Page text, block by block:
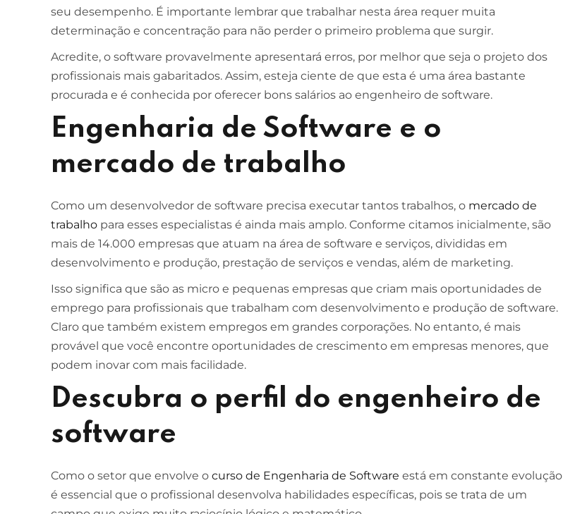
seu desempenho. É importante lembrar que trabalhar nesta área requer muita
determinação e concentração para não perder o primeiro problema que surgir.
Acredite, o software provavelmente apresentará erros, por melhor que seja o projeto dos
profissionais mais gabaritados. Assim, esteja ciente de que esta é uma área bastante
procurada e é conhecida por oferecer bons salários ao engenheiro de software.
Engenharia de Software e o
mercado de trabalho
Como um desenvolvedor de software precisa executar tantos trabalhos, o mercado de
trabalho para esses especialistas é ainda mais amplo. Conforme citamos inicialmente, são
mais de 14.000 empresas que atuam na área de software e serviços, divididas em
desenvolvimento e produção, prestação de serviços e vendas, além de marketing.
Isso significa que são as micro e pequenas empresas que criam mais oportunidades de
emprego para profissionais que trabalham com desenvolvimento e produção de software.
Claro que também existem empregos em grandes corporações. No entanto, é mais
provável que você encontre oportunidades de crescimento em empresas menores, que
podem inovar com mais facilidade.
Descubra o perfil do engenheiro de
software
Como o setor que envolve o curso de Engenharia de Software está em constante evolução
é essencial que o profissional desenvolva habilidades específicas, pois se trata de um